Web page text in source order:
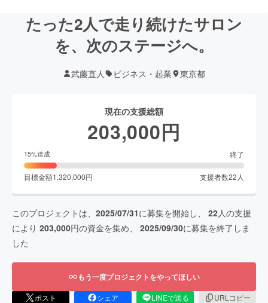
たった2人で走り続けたサロン
を、次のステージへ。
武藤直人 ビジネス・起業 東京都
現在の支援総額
203,000円
15%達成 終了
目標金額1,320,000円 支援者数22 人
このプロジェクトは、 2025/07/31に募集を開始し、 22人の支援
により 203,000円の資金を集め、 2025/09/30に募集を終了しま
した
もう一度プロジェクトをやってほしい
ポスト シェア LINEで送る
URLコピー